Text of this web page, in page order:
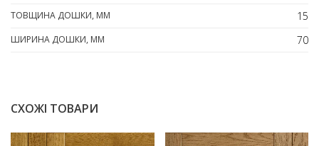
ТОВЩИНА ДОШКИ, ММ 15
ШИРИНА ДОШКИ, ММ 70
СХОЖІ ТОВАРИ